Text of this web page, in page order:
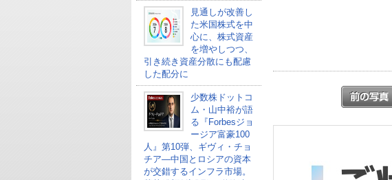
見通しが改善し
た米国株式を中
心に、株式資産
を増やしつつ、
引き続き資産分散にも配慮
した配分に
少数株ドットコ
ム・山中裕が語
る『Forbesジョ
ージア富豪100
人』第10弾、ギヴィ・チョ
チア―中国とロシアの資本
が交錯するインフラ市場。